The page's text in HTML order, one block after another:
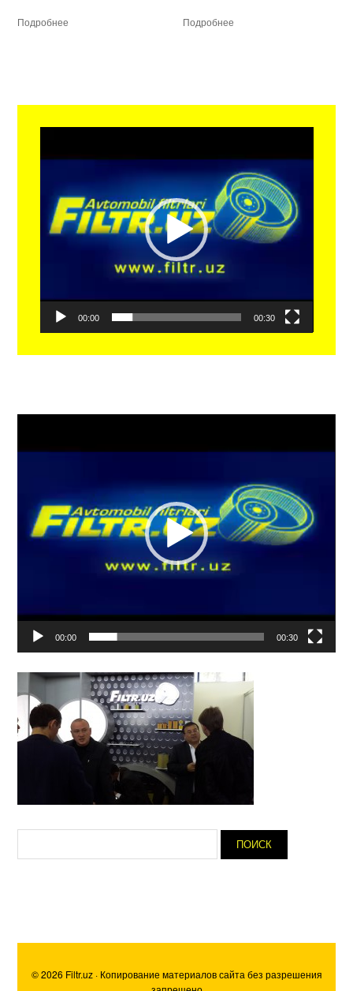
Подробнее Подробнее
00:00 00:30
00:00 00:30
© 2026 Filtr.uz · Копирование материалов сайта без разрешения